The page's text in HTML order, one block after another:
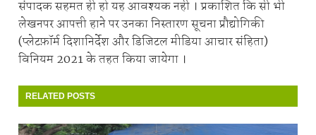
संपादक सहमत ही हो यह आवश्यक नही । प्रकाशित कि सी भी
लेखनपर आपत्ती हाने पर उनका निस्तारण सूचना प्रौद्योगिकी
(प्लेटफ़ॉर्म दिशानिर्देश और डिजिटल मीडिया आचार संहिता)
विनियम 2021 के तहत किया जायेगा ।
RELATED POSTS